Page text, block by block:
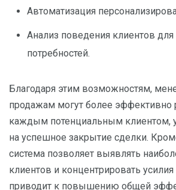
Автоматизация
Анализ поведения клиентов для
потребностей.
Благодаря этим возможностям,
продажам могут более эффективно
каждым потенциальным клиентом,
на успешное закрытие сделки.
система позволяет выявлять
клиентов и концентрировать
приводит к повышению общей